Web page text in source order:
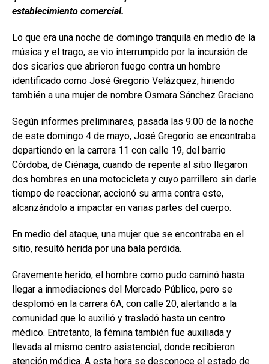
establecimiento comercial.
Lo que era una noche de domingo tranquila en medio de la
música y el trago, se vio interrumpido por la incursión de
dos sicarios que abrieron fuego contra un hombre
identificado como José Gregorio Velázquez, hiriendo
también a una mujer de nombre Osmara Sánchez Graciano.
Según informes preliminares, pasada las 9:00 de la noche
de este domingo 4 de mayo, José Gregorio se encontraba
departiendo en la carrera 11 con calle 19, del barrio
Córdoba, de Ciénaga, cuando de repente al sitio llegaron
dos hombres en una motocicleta y cuyo parrillero sin darle
tiempo de reaccionar, accionó su arma contra este,
alcanzándolo a impactar en varias partes del cuerpo.
En medio del ataque, una mujer que se encontraba en el
sitio, resultó herida por una bala perdida.
Gravemente herido, el hombre como pudo caminó hasta
llegar a inmediaciones del Mercado Público, pero se
desplomó en la carrera 6A, con calle 20, alertando a la
comunidad que lo auxilió y trasladó hasta un centro
médico. Entretanto, la fémina también fue auxiliada y
llevada al mismo centro asistencial, donde recibieron
atención médica. A esta hora se desconoce el estado de